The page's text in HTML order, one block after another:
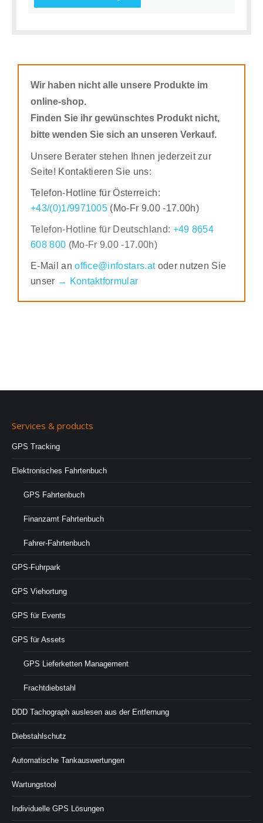
Wir haben nicht alle unsere Produkte im
online-shop.
Finden Sie ihr gewünschtes Produkt nicht,
bitte wenden Sie sich an unseren Verkauf.
Unsere Berater stehen Ihnen jederzeit zur
Seite! Kontaktieren Sie uns:
Telefon-Hotline für Österreich:
+43/(0)1/9971005 (Mo-Fr 9.00 -17.00h)
Telefon-Hotline für Deutschland: +49 8654
608 800 (Mo-Fr 9.00 -17.00h)
E-Mail anoffice@infostars.at oder nutzen Sie
unser → Kontaktformular
Services & products
GPS Tracking
Elektronisches Fahrtenbuch
GPS Fahrtenbuch
Finanzamt Fahrtenbuch
Fahrer-Fahrtenbuch
GPS-Fuhrpark
GPS Viehortung
GPS für Events
GPS für Assets
GPS Lieferketten Management
Frachtdiebstahl
DDD Tachograph auslesen aus der Entfernung
Diebstahlschutz
Automatische Tankauswertungen
Wartungstool
Individuelle GPS Lösungen